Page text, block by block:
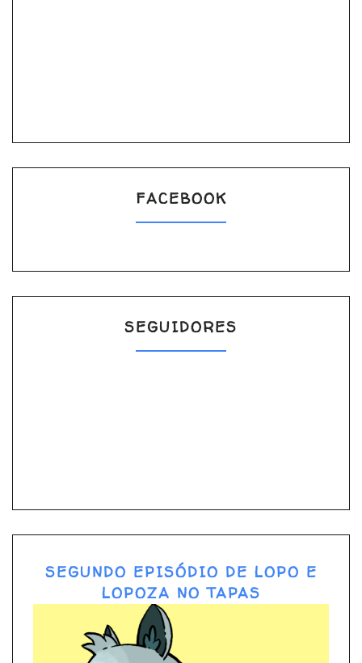
FACEBOOK
SEGUIDORES
SEGUNDO EPISÓDIO DE LOPO E
LOPOZA NO TAPAS